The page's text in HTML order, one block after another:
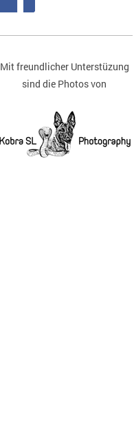
Mit freundlicher Unterstüzung
sind die Photos von